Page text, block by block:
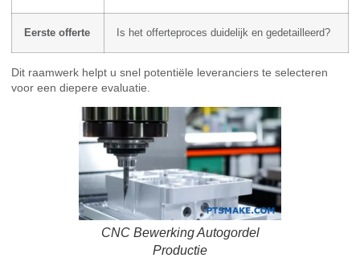
Eerste offerte Is het offerteproces duidelijk en gedetailleerd?
Dit raamwerk helpt u snel potentiële leveranciers te selecteren
voor een diepere evaluatie.
CNC Bewerking Autogordel
Productie